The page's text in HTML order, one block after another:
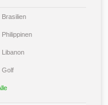
Brasilien
Philippinen
Libanon
Golf